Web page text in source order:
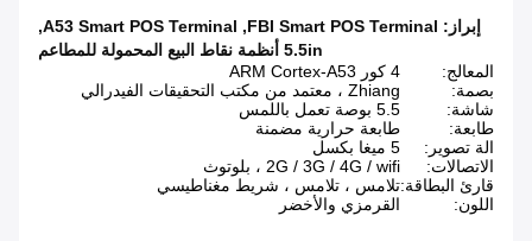
إبراز: FBI Smart POS Terminal
,
A53 Smart POS Terminal
,
5.5in أنظمة نقاط البيع المحمولة للمطاعم
المعالج:
4 كور ARM Cortex-A53
بصمة:
Zhiang ، معتمد من مكتب التحقيقات الفيدرالي
شاشة:
5.5 بوصة تعمل باللمس
طابعة:
طابعة حرارية مضمنة
الة تصوير:
5 ميغا بكسل
الاتصالات:
2G / 3G / 4G / wifi ، بلوتوث
قارئ البطاقة:تلامس ، تلامس ، شريط مغناطيسي
اللون:
القرمزي والأخضر